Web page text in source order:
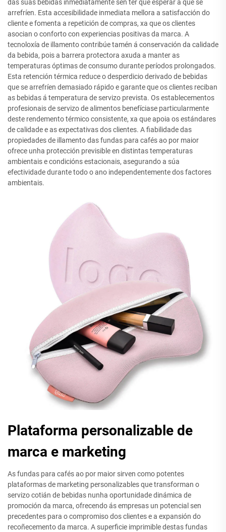
das súas bebidas inmediatamente sen ter que esperar a que se
arrefríen. Esta accesibilidade inmediata mellora a satisfacción do
cliente e fomenta a repetición de compras, xa que os clientes
asocian o conforto con experiencias positivas da marca. A
tecnoloxía de illamento contribúe tamén á conservación da calidade
da bebida, pois a barrera protectora axuda a manter as
temperaturas óptimas de consumo durante períodos prolongados.
Esta retención térmica reduce o desperdicio derivado de bebidas
que se arrefríen demasiado rápido e garante que os clientes reciban
as bebidas á temperatura de servizo prevista. Os establecementos
profesionais de servizo de alimentos benefíciase particularmente
deste rendemento térmico consistente, xa que apoia os estándares
de calidade e as expectativas dos clientes. A fiabilidade das
propiedades de illamento das fundas para cafés ao por maior
ofrece unha protección previsible en distintas temperaturas
ambientais e condicións estacionais, asegurando a súa
efectividade durante todo o ano independentemente dos factores
ambientais.
Plataforma personalizable de
marca e marketing
As fundas para cafés ao por maior sirven como potentes
plataformas de marketing personalizables que transforman o
servizo cotián de bebidas nunha oportunidade dinámica de
promoción da marca, ofrecendo ás empresas un potencial sen
precedentes para o compromiso dos clientes e a expansión do
recoñecemento da marca. A superficie imprimible destas fundas